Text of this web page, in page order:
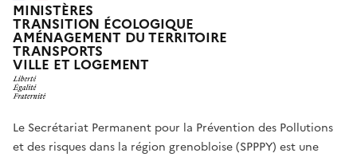
MINISTÈRES
TRANSITION ÉCOLOGIQUE
AMÉNAGEMENT DU TERRITOIRE
TRANSPORTS
VILLE ET LOGEMENT
Le Secrétariat Permanent pour la Prévention des Pollutions
et des risques dans la région grenobloise (SPPPY) est une